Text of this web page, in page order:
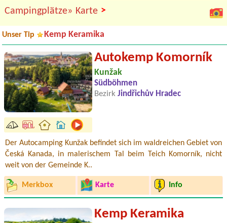
Campingplätze» Karte >
Unser Tip Kemp Keramika
Autokemp Komorník
Kunžak
Südböhmen
Bezirk Jindřichův Hradec
Der Autocamping Kunžak befindet sich im waldreichen Gebiet von
Česká Kanada, in malerischem Tal beim Teich Komorník, nicht
weit von der Gemeinde K..
Merkbox Karte Info
Kemp Keramika